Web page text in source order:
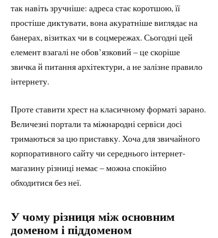
так навіть зручніше: адреса стає коротшою, її
простіше диктувати, вона акуратніше виглядає на
банерах, візитках чи в соцмережах. Сьогодні цей
елемент взагалі не обов’язковий – це скоріше
звичка й питання архітектури, а не залізне правило
інтернету.
Проте ставити хрест на класичному форматі зарано.
Величезні портали та міжнародні сервіси досі
тримаються за цю приставку. Хоча для звичайного
корпоративного сайту чи середнього інтернет-
магазину різниці немає – можна спокійно
обходитися без неї.
У чому різниця між основним
доменом і піддоменом